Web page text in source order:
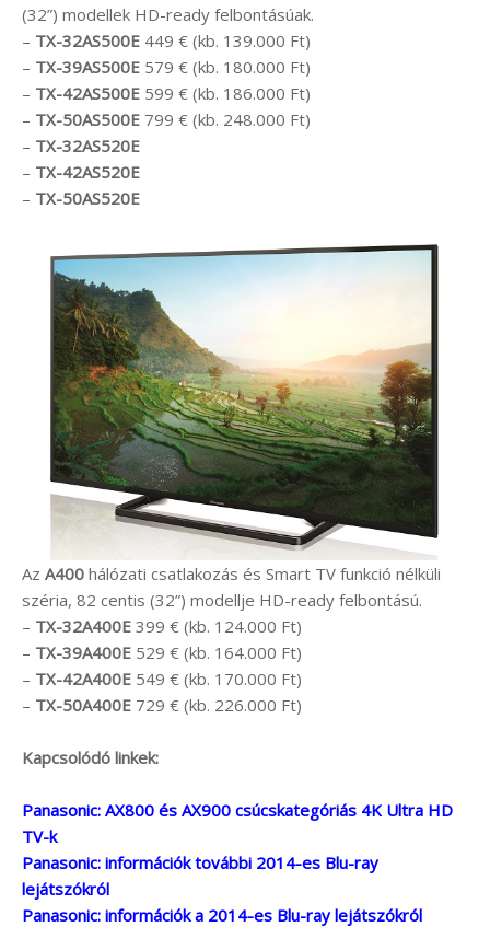
(32”) modellek HD-ready felbontásúak.
– TX-32AS500E 449 € (kb. 139.000 Ft)
– TX-39AS500E 579 € (kb. 180.000 Ft)
– TX-42AS500E 599 € (kb. 186.000 Ft)
– TX-50AS500E 799 € (kb. 248.000 Ft)
– TX-32AS520E
– TX-42AS520E
– TX-50AS520E
Az A400 hálózati csatlakozás és Smart TV funkció nélküli
széria, 82 centis (32”) modellje HD-ready felbontású.
– TX-32A400E 399 € (kb. 124.000 Ft)
– TX-39A400E 529 € (kb. 164.000 Ft)
– TX-42A400E 549 € (kb. 170.000 Ft)
– TX-50A400E 729 € (kb. 226.000 Ft)
Kapcsolódó linkek:
Panasonic: AX800 és AX900 csúcskategóriás 4K Ultra HD
TV-k
Panasonic: információk további 2014-es Blu-ray
lejátszókról
Panasonic: információk a 2014-es Blu-ray lejátszókról